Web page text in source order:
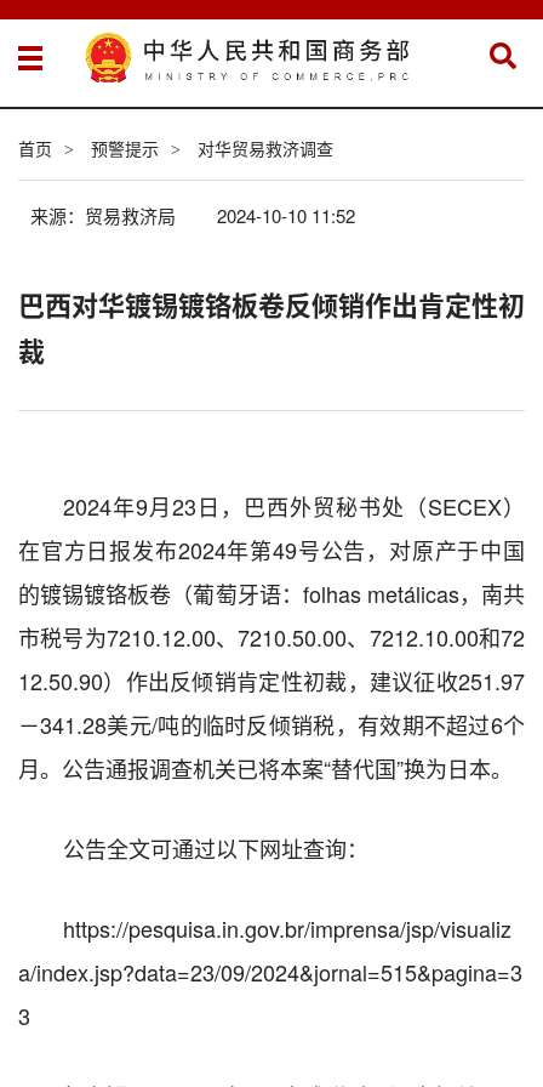
首页 > 预警提示 > 对华贸易救济调查
来源：贸易救济局 2024-10-10 11:52
巴西对华镀锡镀铬板卷反倾销作出肯定性初
裁
2024年9月23日，巴西外贸秘书处（SECEX）
在官方日报发布2024年第49号公告，对原产于中国
的镀锡镀铬板卷（葡萄牙语： folhas metálicas，南共
市税号为7210.12.00、7210.50.00、 7212.10.00和72
12.50.90）作出反倾销肯定性初裁，建议征收251.97
－341.28美元/吨的临时反倾销税，有效期不超过6个
月。公告通报调查机关已将本案“替代国”换为日本。
公告全文可通过以下网址查询：
https://pesquisa.in.gov.br/imprensa/jsp/visualiz
a/index.jsp?data=23/09/2024&jornal=515&pagina=3
3